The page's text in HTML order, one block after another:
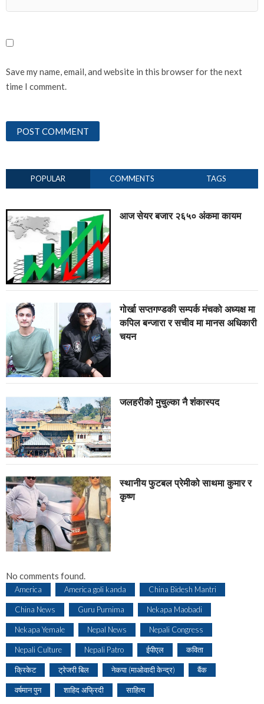
Save my name, email, and website in this browser for the next
time I comment.
POPULAR COMMENTS TAGS
आज सेयर बजार २६५० अंकमा कायम
गोर्खा सप्तगण्डकी सम्पर्क मंचको अध्यक्ष मा
कपिल बन्जारा र सचीव मा मानस अधिकारी
चयन
जलहरीको मुचुल्का नै शंंकास्पद
स्थानीय फुटबल प्रेमीको साथमा कुमार र
कृष्ण
No comments found.
America America goli kanda China Bidesh Mantri
China News Guru Purnima Nekapa Maobadi
Nekapa Yemale Nepal News Nepali Congress
Nepali Culture Nepali Patro ईपीएल कविता
क्रिकेट ट्रेजरी बिल नेकपा (माओवादी केन्द्र) बैंक
वर्षमान पुन शाहिद अफ्रिदी साहित्य